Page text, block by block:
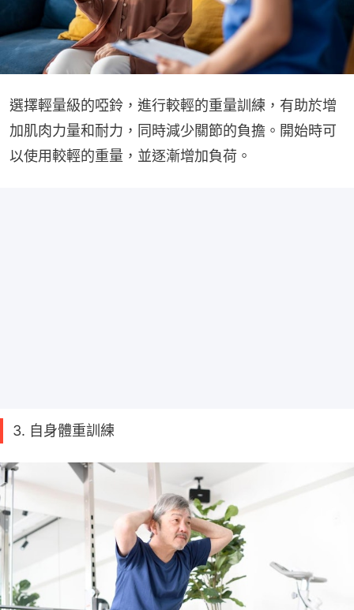
選擇輕量級的啞鈴，進行較輕的重量訓練，有助於增
加肌肉力量和耐力，同時減少關節的負擔。開始時可
以使用較輕的重量，並逐漸增加負荷。
3. 自身體重訓練